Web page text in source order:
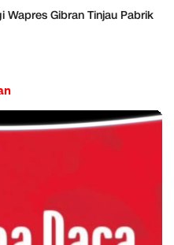
Wapres Gibran Tinjau Pabrik